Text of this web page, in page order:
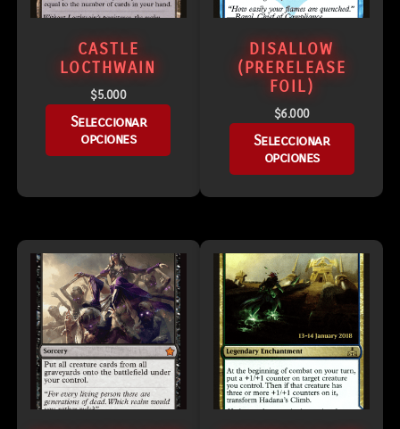
CASTLE
LOCTHWAIN
$5.000
Seleccionar
opciones
DISALLOW
(PRERELEASE
FOIL)
$6.000
Seleccionar
opciones